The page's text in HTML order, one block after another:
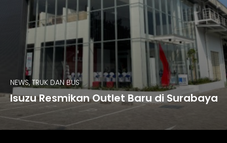
NEWS, TRUK DAN BUS
Isuzu Resmikan Outlet Baru di Surabaya